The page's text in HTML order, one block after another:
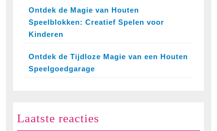
Ontdek de Magie van Houten
Speelblokken: Creatief Spelen voor
Kinderen
Ontdek de Tijdloze Magie van een Houten
Speelgoedgarage
Laatste reacties